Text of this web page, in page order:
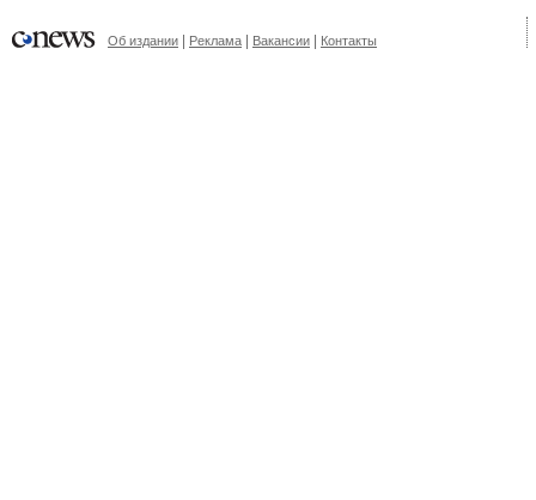
Об издании Реклама Вакансии Контакты